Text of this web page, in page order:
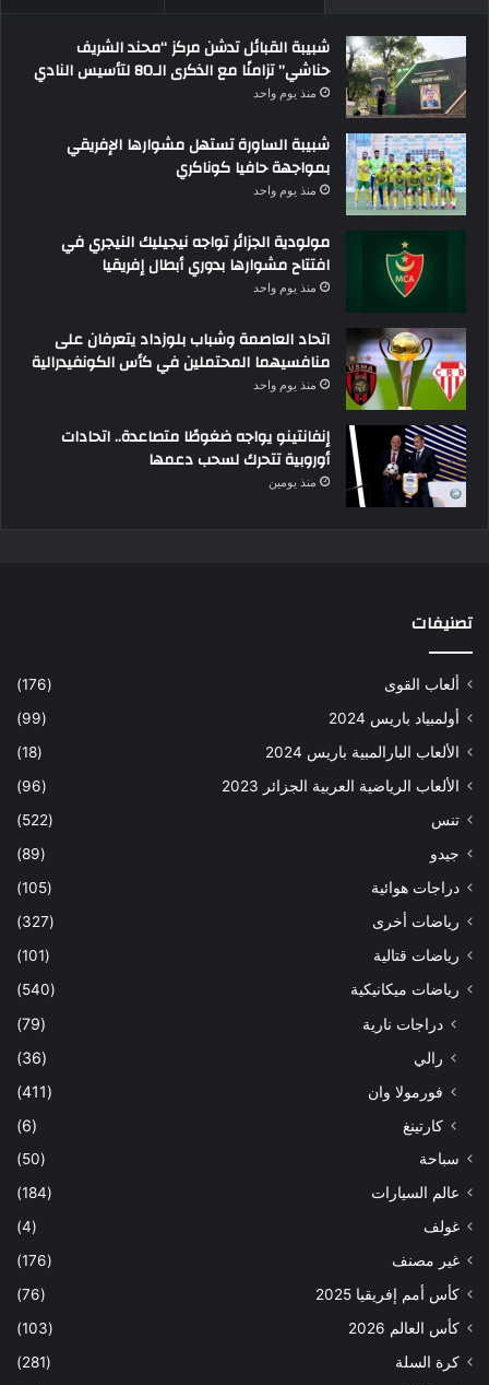
شبيبة القبائل تدشن مركز “محند الشريف
حناشي” تزامنًا مع الذكرى الـ80 لتأسيس النادي
منذ يوم واحد
شبيبة الساورة تستهل مشوارها الإفريقي
بمواجهة حافيا كوناكري
منذ يوم واحد
مولودية الجزائر تواجه نيجيليك النيجري في
افتتاح مشوارها بدوري أبطال إفريقيا
منذ يوم واحد
اتحاد العاصمة وشباب بلوزداد يتعرفان على
منافسيهما المحتملين في كأس الكونفيدرالية
منذ يوم واحد
إنفانتينو يواجه ضغوطًا متصاعدة.. اتحادات
أوروبية تتحرك لسحب دعمها
منذ يومين
تصنيفات
ألعاب القوى
(176)
أولمبياد باريس 2024
(99)
الألعاب البارالمبية باريس 2024
(18)
الألعاب الرياضية العربية الجزائر 2023
(96)
تنس
(522)
جيدو
(89)
دراجات هوائية
(105)
رياضات أخرى
(327)
رياضات قتالية
(101)
رياضات ميكانيكية
(540)
دراجات نارية
(79)
رالي
(36)
فورمولا وان
(411)
كارتينغ
(6)
سباحة
(50)
عالم السيارات
(184)
غولف
(4)
غير مصنف
(176)
كأس أمم إفريقيا 2025
(76)
كأس العالم 2026
(103)
كرة السلة
(281)